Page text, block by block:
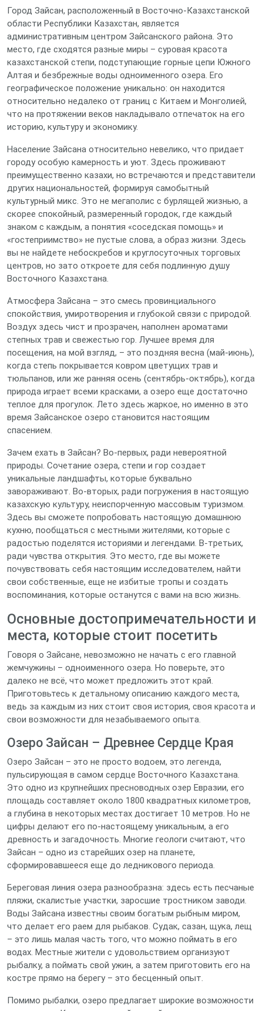
Город Зайсан, расположенный в Восточно-Казахстанской
области Республики Казахстан, является
административным центром Зайсанского района. Это
место, где сходятся разные миры – суровая красота
казахстанской степи, подступающие горные цепи Южного
Алтая и безбрежные воды одноименного озера. Его
географическое положение уникально: он находится
относительно недалеко от границ с Китаем и Монголией,
что на протяжении веков накладывало отпечаток на его
историю, культуру и экономику.
Население Зайсана относительно невелико, что придает
городу особую камерность и уют. Здесь проживают
преимущественно казахи, но встречаются и представители
других национальностей, формируя самобытный
культурный микс. Это не мегаполис с бурлящей жизнью, а
скорее спокойный, размеренный городок, где каждый
знаком с каждым, а понятия «соседская помощь» и
«гостеприимство» не пустые слова, а образ жизни. Здесь
вы не найдете небоскребов и круглосуточных торговых
центров, но зато откроете для себя подлинную душу
Восточного Казахстана.
Атмосфера Зайсана – это смесь провинциального
спокойствия, умиротворения и глубокой связи с природой.
Воздух здесь чист и прозрачен, наполнен ароматами
степных трав и свежестью гор. Лучшее время для
посещения, на мой взгляд, – это поздняя весна (май-июнь),
когда степь покрывается ковром цветущих трав и
тюльпанов, или же ранняя осень (сентябрь-октябрь), когда
природа играет всеми красками, а озеро еще достаточно
теплое для прогулок. Лето здесь жаркое, но именно в это
время Зайсанское озеро становится настоящим
спасением.
Зачем ехать в Зайсан? Во-первых, ради невероятной
природы. Сочетание озера, степи и гор создает
уникальные ландшафты, которые буквально
завораживают. Во-вторых, ради погружения в настоящую
казахскую культуру, неиспорченную массовым туризмом.
Здесь вы сможете попробовать настоящую домашнюю
кухню, пообщаться с местными жителями, которые с
радостью поделятся историями и легендами. В-третьих,
ради чувства открытия. Это место, где вы можете
почувствовать себя настоящим исследователем, найти
свои собственные, еще не избитые тропы и создать
воспоминания, которые останутся с вами на всю жизнь.
Основные достопримечательности и
места, которые стоит посетить
Говоря о Зайсане, невозможно не начать с его главной
жемчужины – одноименного озера. Но поверьте, это
далеко не всё, что может предложить этот край.
Приготовьтесь к детальному описанию каждого места,
ведь за каждым из них стоит своя история, своя красота и
свои возможности для незабываемого опыта.
Озеро Зайсан – Древнее Сердце Края
Озеро Зайсан – это не просто водоем, это легенда,
пульсирующая в самом сердце Восточного Казахстана.
Это одно из крупнейших пресноводных озер Евразии, его
площадь составляет около 1800 квадратных километров,
а глубина в некоторых местах достигает 10 метров. Но не
цифры делают его по-настоящему уникальным, а его
древность и загадочность. Многие геологи считают, что
Зайсан – одно из старейших озер на планете,
сформировавшееся еще до ледникового периода.
Береговая линия озера разнообразна: здесь есть песчаные
пляжи, скалистые участки, заросшие тростником заводи.
Воды Зайсана известны своим богатым рыбным миром,
что делает его раем для рыбаков. Судак, сазан, щука, лещ
– это лишь малая часть того, что можно поймать в его
водах. Местные жители с удовольствием организуют
рыбалку, а поймать свой ужин, а затем приготовить его на
костре прямо на берегу – это бесценный опыт.
Помимо рыбалки, озеро предлагает широкие возможности